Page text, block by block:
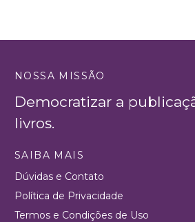
NOSSA MISSÃO
Democratizar a
livros.
SAIBA MAIS
Dúvidas e Contato
Política de Privacidade
Termos e Condições de Uso